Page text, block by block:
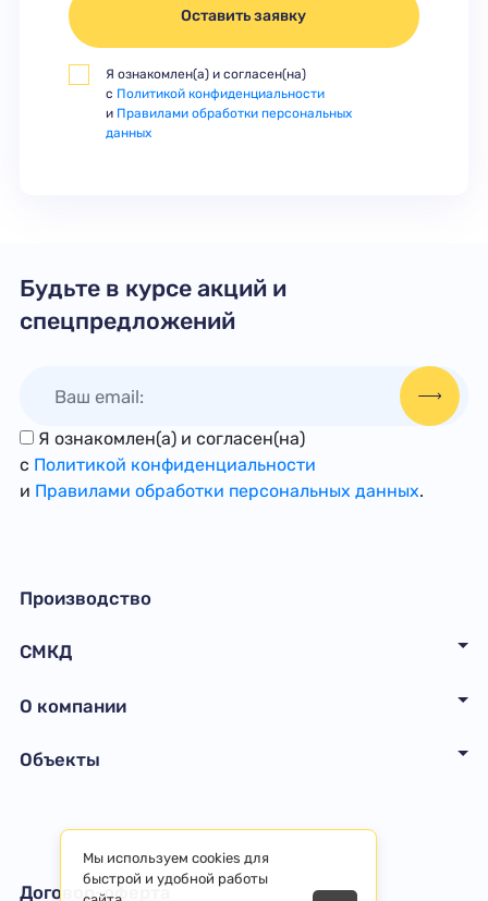
Оставить заявку
Я ознакомлен(а) и согласен(на)
с Политикой конфиденциальности
и Правилами обработки персональных
данных
Будьте в курсе акций и
спецпредложений
Я ознакомлен(а) и согласен(на)
с Политикой конфиденциальности
и Правилами обработки персональных данных.
Производство
СМКД
О компании
Объекты
Договор-оферта
Мы используем cookies для
быстрой и удобной работы